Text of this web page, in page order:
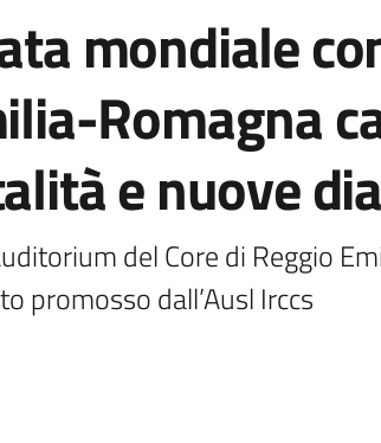
mondiale
Romagna
e nuove
del Core di Reggio
promosso dall’Ausl Irccs